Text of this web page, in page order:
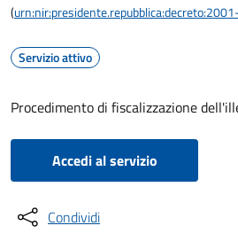
(
Servizio attivo
Procedimento di fiscalizzazione
Accedi al servizio
Condividi